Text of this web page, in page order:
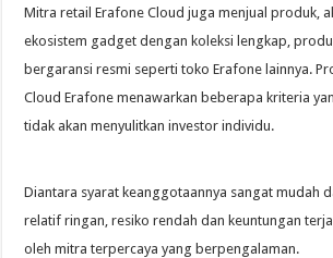
Mitra retail Erafone Cloud juga menjual produk,
ekosistem gadget dengan koleksi lengkap,
bergaransi resmi seperti toko Erafone lainnya.
Cloud Erafone menawarkan beberapa kriteria
tidak akan menyulitkan investor individu.
Diantara syarat keanggotaannya sangat mudah
relatif ringan, resiko rendah dan keuntungan
oleh mitra terpercaya yang berpengalaman.